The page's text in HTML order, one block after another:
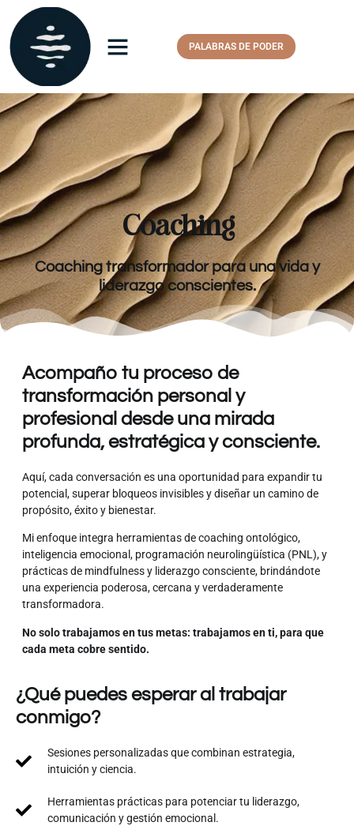
PALABRAS DE PODER
Coaching
Coaching transformador para una vida y
liderazgo conscientes.
Acompaño tu proceso de
transformación personal y
profesional desde una mirada
profunda, estratégica y consciente.
Aquí, cada conversación es una oportunidad para expandir tu
potencial, superar bloqueos invisibles y diseñar un camino de
propósito, éxito y bienestar.
Mi enfoque integra herramientas de coaching ontológico,
inteligencia emocional, programación neurolingüística (PNL), y
prácticas de mindfulness y liderazgo consciente, brindándote
una experiencia poderosa, cercana y verdaderamente
transformadora.
No solo trabajamos en tus metas: trabajamos en ti, para que
cada meta cobre sentido.
¿Qué puedes esperar al trabajar
conmigo?
Sesiones personalizadas que combinan estrategia,
intuición y ciencia.
Herramientas prácticas para potenciar tu liderazgo,
comunicación y gestión emocional.